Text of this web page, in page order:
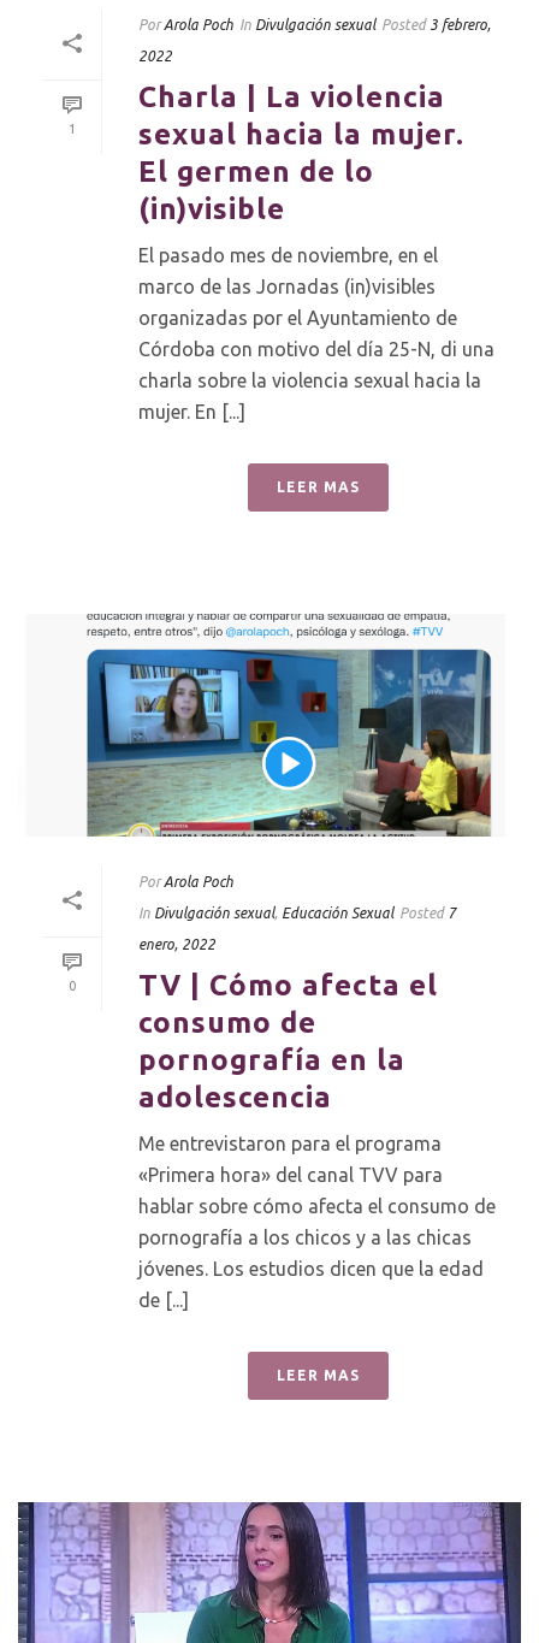
1
Por Arola Poch In Divulgación sexual Posted 3 febrero,
2022
Charla | La violencia
sexual hacia la mujer.
El germen de lo
(in)visible
El pasado mes de noviembre, en el
marco de las Jornadas (in)visibles
organizadas por el Ayuntamiento de
Córdoba con motivo del día 25-N, di una
charla sobre la violencia sexual hacia la
mujer. En [...]
LEER MAS
0
Por Arola Poch
In Divulgación sexual, Educación Sexual Posted 7
enero, 2022
TV | Cómo afecta el
consumo de
pornografía en la
adolescencia
Me entrevistaron para el programa
«Primera hora» del canal TVV para
hablar sobre cómo afecta el consumo de
pornografía a los chicos y a las chicas
jóvenes. Los estudios dicen que la edad
de [...]
LEER MAS